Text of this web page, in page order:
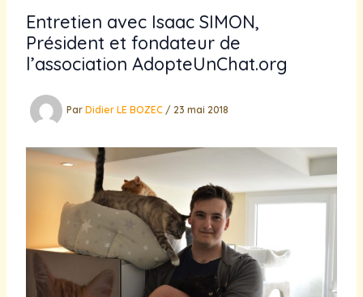
Entretien avec Isaac SIMON,
Président et fondateur de
l’association AdopteUnChat.org
Par Didier LE BOZEC / 23 mai 2018